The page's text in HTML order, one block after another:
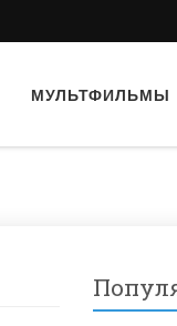
МУЛЬТФИЛЬМЫ